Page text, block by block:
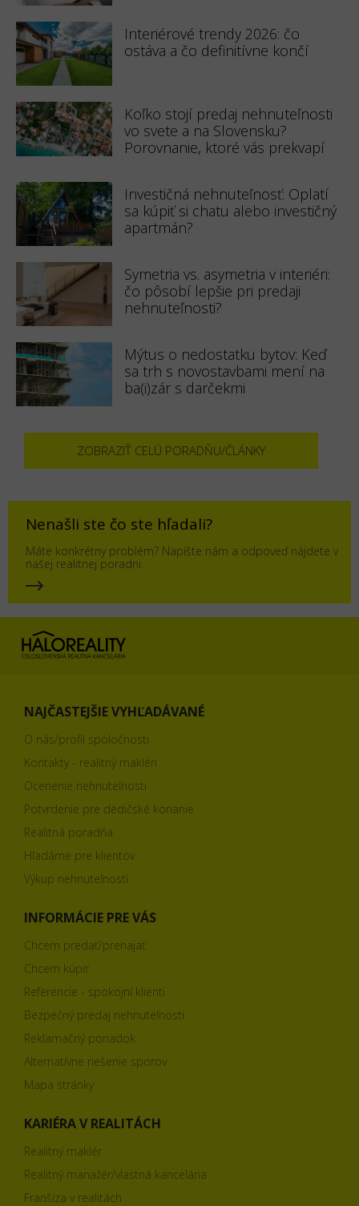
Interiérové trendy 2026: čo
ostáva a čo definitívne končí
Koľko stojí predaj nehnuteľnosti
vo svete a na Slovensku?
Porovnanie, ktoré vás prekvapí
Investičná nehnuteľnosť: Oplatí
sa kúpiť si chatu alebo investičný
apartmán?
Symetria vs. asymetria v interiéri:
čo pôsobí lepšie pri predaji
nehnuteľnosti?
Mýtus o nedostatku bytov: Keď
sa trh s novostavbami mení na
ba(i)zár s darčekmi
ZOBRAZIŤ CELÚ PORADŇU/ČLÁNKY
Nenašli ste čo ste hľadali?
Máte konkrétny problém? Napíšte nám a odpoveď nájdete v
našej realitnej poradni.
NAJČASTEJŠIE VYHĽADÁVANÉ
O nás/profil spoločnosti
Kontakty - realitný makléri
Ocenenie nehnuteľnosti
Potvrdenie pre dedičské konanie
Realitná poradňa
Hľadáme pre klientov
Výkup nehnuteľností
INFORMÁCIE PRE VÁS
Chcem predať/prenajať
Chcem kúpiť
Referencie - spokojní klienti
Bezpečný predaj nehnuteľnosti
Reklamačný poriadok
Alternatívne riešenie sporov
Mapa stránky
KARIÉRA V REALITÁCH
Realitný maklér
Realitný manažér/vlastná kancelária
Franšíza v realitách